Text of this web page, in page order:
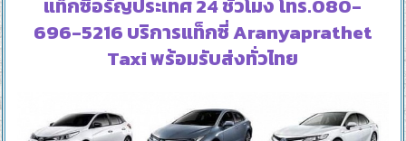
แท็กซี่อรัญประเทศ 24 ชั่วโมง โทร.080-
696-5216 บริการแท็กซี่ Aranyaprathet
Taxi พร้อมรับส่งทั่วไทย